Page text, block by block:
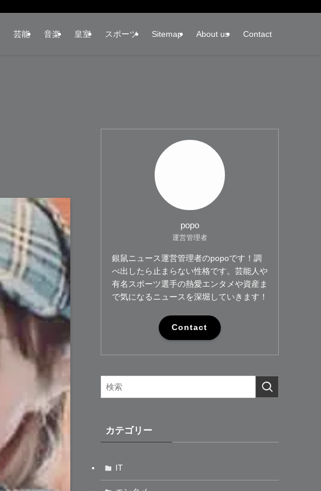
芸能 音楽 皇室 スポーツ Sitemap About us Contact
popo
運営管理者
銀鼠ニュース運営管理者のpopoです！調
べ出したら止まらない性格です。芸能人や
有名スポーツ選手の熱愛エンタメや資産ま
で気になるニュースを深堀していきます！
Contact
カテゴリー
IT